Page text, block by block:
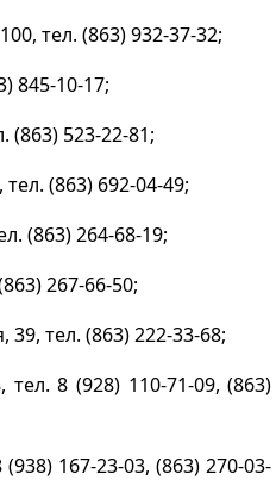
тел. (863) 932-37-32;
845-10-17;
(863) 523-22-81;
(863) 692-04-49;
(863) 264-68-19;
267-66-50;
39, тел. (863) 222-33-68;
8 (928) 110-71-09, (863)
167-23-03, (863) 270-03-